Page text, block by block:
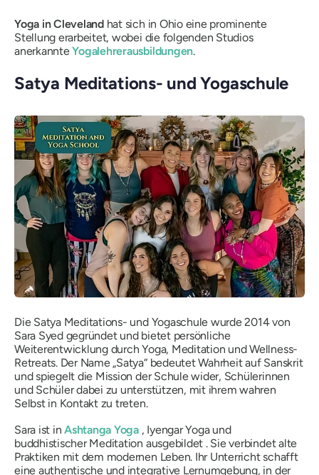
Yoga in Clevelandhat sich in Ohio eine prominente
Stellung erarbeitet, wobei die folgenden Studios
anerkannteYogalehrerausbildungen.
Satya Meditations- und Yogaschule
Die Satya Meditations- und Yogaschule wurde 2014 von
Sara Syed gegründet und bietet persönliche
Weiterentwicklung durch Yoga, Meditation und Wellness-
Retreats. Der Name „Satya“ bedeutet Wahrheit auf Sanskrit
und spiegelt die Mission der Schule wider, Schülerinnen
und Schüler dabei zu unterstützen, mit ihrem wahren
Selbst in Kontakt zu treten.
Sara ist inAshtanga Yoga , Iyengar Yoga und
buddhistischer Meditation ausgebildet . Sie verbindet alte
Praktiken mit dem modernen Leben. Ihr Unterricht schafft
eine authentische und integrative Lernumgebung, in der